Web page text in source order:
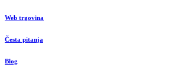
Web trgovina
Česta pitanja
Blog